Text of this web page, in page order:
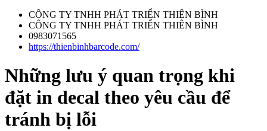
CÔNG TY TNHH PHÁT TRIỂN THIÊN BÌNH
CÔNG TY TNHH PHÁT TRIỂN THIÊN BÌNH
0983071565
https://thienbinhbarcode.com/
Những lưu ý quan trọng khi
đặt in decal theo yêu cầu để
tránh bị lỗi